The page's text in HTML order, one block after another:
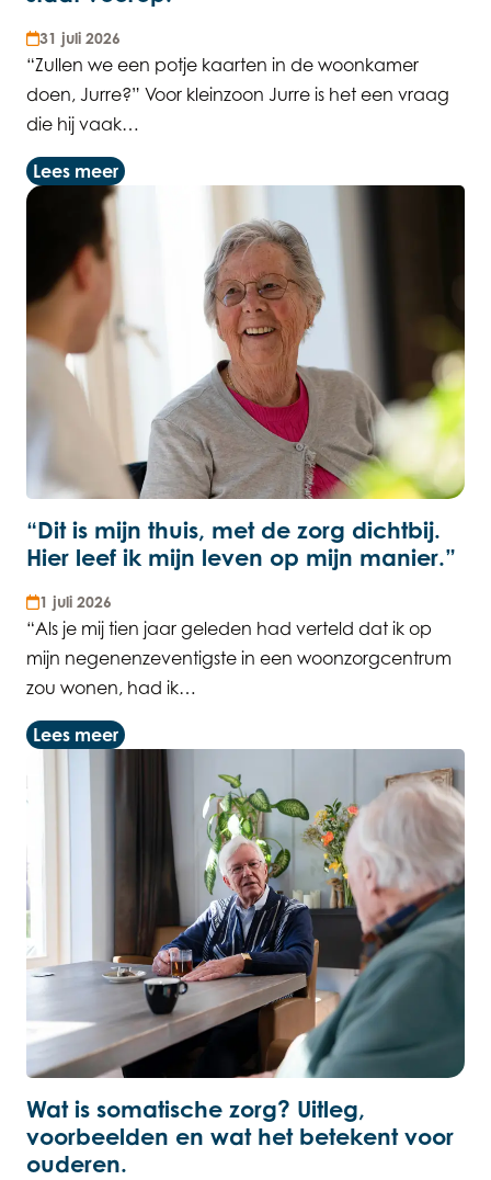
31 juli 2026
“Zullen we een potje kaarten in de woonkamer
doen, Jurre?” Voor kleinzoon Jurre is het een vraag
die hij vaak…
Lees meer
“Dit is mijn thuis, met de zorg dichtbij.
Hier leef ik mijn leven op mijn manier.”
1 juli 2026
“Als je mij tien jaar geleden had verteld dat ik op
mijn negenenzeventigste in een woonzorgcentrum
zou wonen, had ik…
Lees meer
Wat is somatische zorg? Uitleg,
voorbeelden en wat het betekent voor
ouderen.